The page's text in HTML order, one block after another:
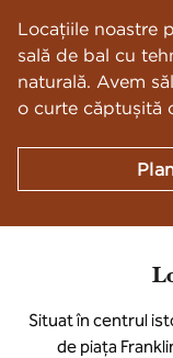
Locațiile noastre
sală de bal cu
naturală. Avem
o curte căptușită
Situat în centrul
de piața